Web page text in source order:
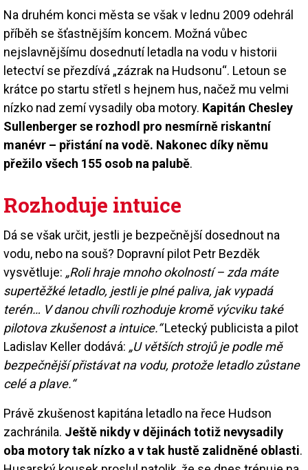
Na druhém konci města se však v lednu 2009 odehrál
příběh se šťastnějším koncem. Možná vůbec
nejslavnějšímu dosednutí letadla na vodu v historii
letectví se přezdívá „zázrak na Hudsonu“. Letoun se
krátce po startu střetl s hejnem hus, načež mu velmi
nízko nad zemí vysadily oba motory. Kapitán Chesley
Sullenberger se rozhodl pro nesmírně riskantní
manévr – přistání na vodě. Nakonec díky němu
přežilo všech 155 osob na palubě.
Rozhoduje intuice
Dá se však určit, jestli je bezpečnější dosednout na
vodu, nebo na souš? Dopravní pilot Petr Bezděk
vysvětluje: „Roli hraje mnoho okolností – zda máte
supertěžké letadlo, jestli je plné paliva, jak vypadá
terén… V danou chvíli rozhoduje kromě výcviku také
pilotova zkušenost a intuice.“Letecký publicista a pilot
Ladislav Keller dodává: „U větších strojů je podle mě
bezpečnější přistávat na vodu, protože letadlo zůstane
celé a plave.“
Právě zkušenost kapitána letadlo na řece Hudson
zachránila. Ještě nikdy v dějinách totiž nevysadily
oba motory tak nízko a v tak hustě zalidněné oblasti.